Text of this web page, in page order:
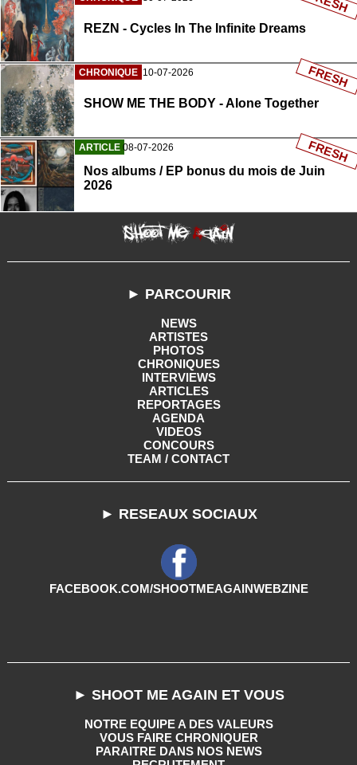
REZN - Cycles In The Infinite Dreams
CHRONIQUE 10-07-2026
SHOW ME THE BODY - Alone Together
FRESH
ARTICLE 08-07-2026
Nos albums / EP bonus du mois de Juin
2026
FRESH
► PARCOURIR
NEWS
ARTISTES
PHOTOS
CHRONIQUES
INTERVIEWS
ARTICLES
REPORTAGES
AGENDA
VIDEOS
CONCOURS
TEAM / CONTACT
► RESEAUX SOCIAUX
FACEBOOK.COM/SHOOTMEAGAINWEBZINE
► SHOOT ME AGAIN ET VOUS
NOTRE EQUIPE A DES VALEURS
VOUS FAIRE CHRONIQUER
PARAITRE DANS NOS NEWS